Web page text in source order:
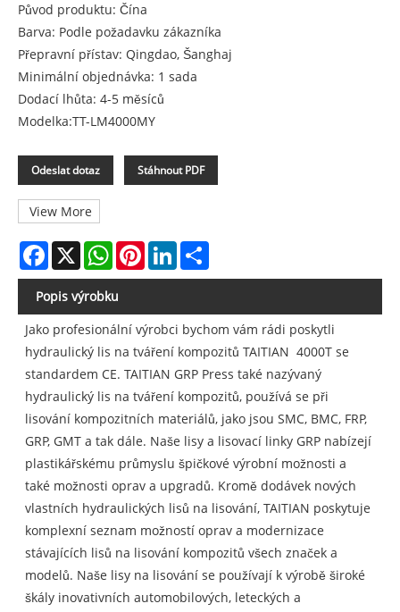
Původ produktu: Čína
Barva: Podle požadavku zákazníka
Přepravní přístav: Qingdao, Šanghaj
Minimální objednávka: 1 sada
Dodací lhůta: 4-5 měsíců
Modelka:TT-LM4000MY
Odeslat dotaz Stáhnout PDF
View More
Facebook
X WhatsAppPinterestLinkedIn
Popis výrobku
Jako profesionální výrobci bychom vám rádi poskytli
hydraulický lis na tváření kompozitů TAITIAN 4000T se
standardem CE. TAITIAN GRP Press také nazývaný
hydraulický lis na tváření kompozitů, používá se při
lisování kompozitních materiálů, jako jsou SMC, BMC, FRP,
GRP, GMT a tak dále. Naše lisy a lisovací linky GRP nabízejí
plastikářskému průmyslu špičkové výrobní možnosti a
také možnosti oprav a upgradů. Kromě dodávek nových
vlastních hydraulických lisů na lisování, TAITIAN poskytuje
komplexní seznam možností oprav a modernizace
stávajících lisů na lisování kompozitů všech značek a
modelů. Naše lisy na lisování se používají k výrobě široké
škály inovativních automobilových, leteckých a